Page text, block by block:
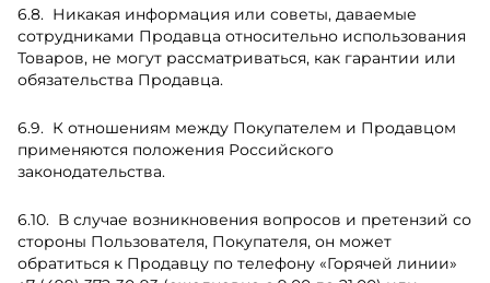
Никакая информация или советы, даваемые
сотрудниками Продавца относительно использования
Товаров, не могут рассматриваться, как гарантии или
обязательства Продавца.
К отношениям между Покупателем и Продавцом
применяются положения Российского
законодательства.
В случае возникновения вопросов и претензий со
стороны Пользователя, Покупателя, он может
обратиться к Продавцу по телефону «Горячей линии»